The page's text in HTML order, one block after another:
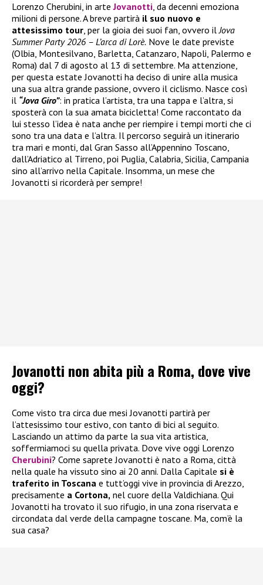
Lorenzo Cherubini, in arteJovanotti, da decenni emoziona
milioni di persone. A breve partirà il suo nuovo e
attesissimo tour, per la gioia dei suoi fan, ovvero ilJova
Summer Party 2026 – L’arca di Lorè. Nove le date previste
(Olbia, Montesilvano, Barletta, Catanzaro, Napoli, Palermo e
Roma) dal 7 di agosto al 13 di settembre. Ma attenzione,
per questa estate Jovanotti ha deciso di unire alla musica
una sua altra grande passione, ovvero il ciclismo. Nasce così
il “Jova Giro”: in pratica l’artista, tra una tappa e l’altra, si
sposterà con la sua amata bicicletta! Come raccontato da
lui stesso l’idea è nata anche per riempire i tempi morti che ci
sono tra una data e l’altra. Il percorso seguirà un itinerario
tra mari e monti, dal Gran Sasso all’Appennino Toscano,
dall’Adriatico al Tirreno, poi Puglia, Calabria, Sicilia, Campania
sino all’arrivo nella Capitale. Insomma, un mese che
Jovanotti si ricorderà per sempre!
Jovanotti non abita più a Roma, dove vive
oggi?
Come visto tra circa due mesi Jovanotti partirà per
l’attesissimo tour estivo, con tanto di bici al seguito.
Lasciando un attimo da parte la sua vita artistica,
soffermiamoci su quella privata. Dove vive oggi Lorenzo
Cherubini? Come saprete Jovanotti è nato a Roma, città
nella quale ha vissuto sino ai 20 anni. Dalla Capitale si è
traferito in Toscana e tutt’oggi vive in provincia di Arezzo,
precisamente a Cortona, nel cuore della Valdichiana. Qui
Jovanotti ha trovato il suo rifugio, in una zona riservata e
circondata dal verde della campagne toscane. Ma, com’è la
sua casa?